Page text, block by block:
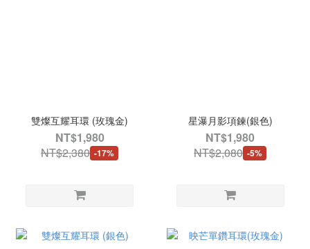
雙燦互耀耳環 (玫瑰金)
NT$1,980
NT$2,380 -17%
星瀑月影項鍊(銀色)
NT$1,980
NT$2,080 -5%